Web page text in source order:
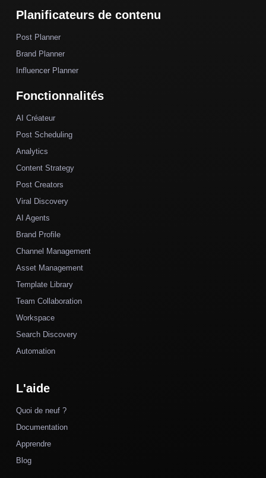
Planificateurs de contenu
Post Planner
Brand Planner
Influencer Planner
Fonctionnalités
AI Créateur
Post Scheduling
Analytics
Content Strategy
Post Creators
Viral Discovery
AI Agents
Brand Profile
Channel Management
Asset Management
Template Library
Team Collaboration
Workspace
Search Discovery
Automation
L'aide
Quoi de neuf ?
Documentation
Apprendre
Blog